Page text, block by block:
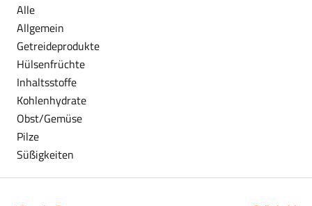
Alle
Allgemein
Getreideprodukte
Hülsenfrüchte
Inhaltsstoffe
Kohlenhydrate
Obst/Gemüse
Pilze
Süßigkeiten